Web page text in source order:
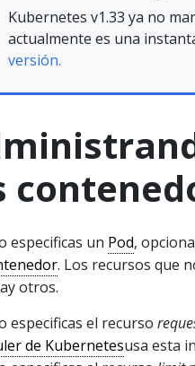
Kubernetes v1.33 ya no
actualmente es una
versión.
especificas un Pod,
. Los recursos que
otros.
especificas el recurso
de Kubernetesusa esta